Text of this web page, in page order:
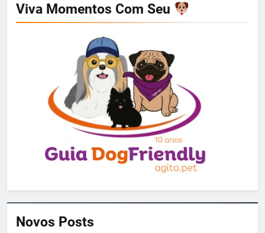
Viva Momentos Com Seu
Novos Posts